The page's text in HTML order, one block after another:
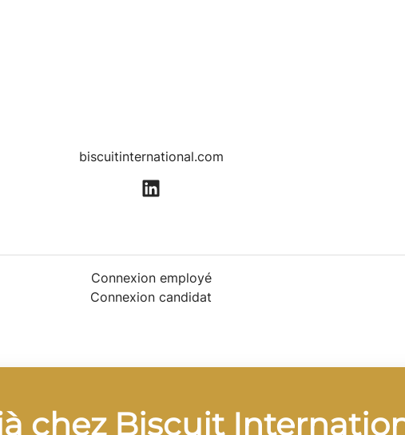
biscuitinternational.com
Connexion employé
Connexion candidat
chez Biscuit